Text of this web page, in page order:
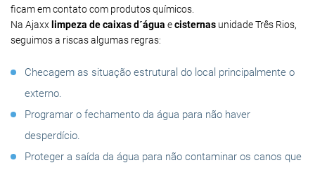
ficam em contato com produtos químicos.
Na Ajaxx limpeza de caixas d´água ecisternas unidade Três Rios,
seguimos a riscas algumas regras:
Checagem as situação estrutural do local principalmente o
externo.
Programar o fechamento da água para não haver
desperdício.
Proteger a saída da água para não contaminar os canos que